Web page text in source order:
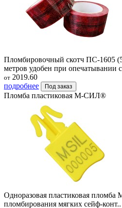
Пломбировочный скотч ПС-1605
метров удобен при опечатывании
от 2019.60
подробнее
Под заказ
Пломба пластиковая М-СИЛ®
Одноразовая пластиковая
пломбирования мягких сейф-конт..